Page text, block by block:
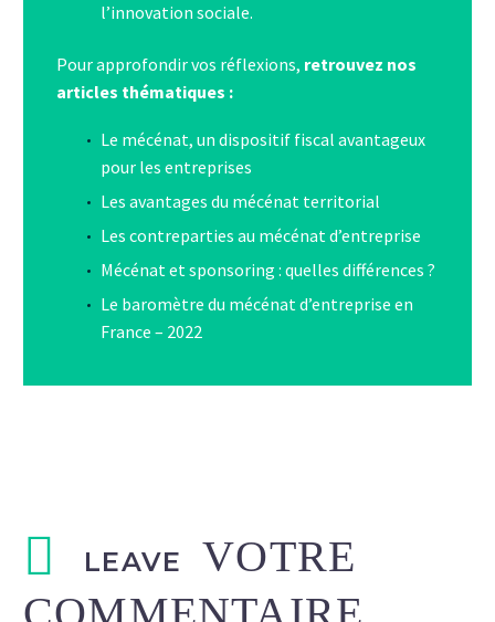
l’innovation sociale.
Pour approfondir vos réflexions, retrouvez nos
articles thématiques :
Le mécénat, un dispositif fiscal avantageux
pour les entreprises
Les avantages du mécénat territorial
Les contreparties au mécénat d’entreprise
Mécénat et sponsoring : quelles différences ?
Le baromètre du mécénat d’entreprise en
France – 2022
LEAVE